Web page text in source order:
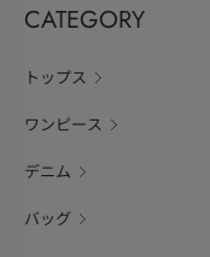
CATEGORY
トップス
ワンピース
デニム
バッグ